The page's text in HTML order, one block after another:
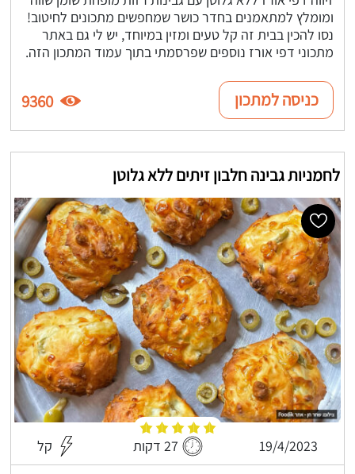
ומומלץ למתאמנים בחדר כושר שמחפשים מתכונים לחיטוב!
נסו להכין בבית זה קל טעים ומזין במיוחד, יש לי גם באתר
מתכוני דפי אורז נוספים שפרסמתי בתוך עמוד המתכון הזה.
כניסה למתכון 9360
לחמניות גבינה חלבון זיתים ללא גלוטן
19/4/2023 27 דקות קל